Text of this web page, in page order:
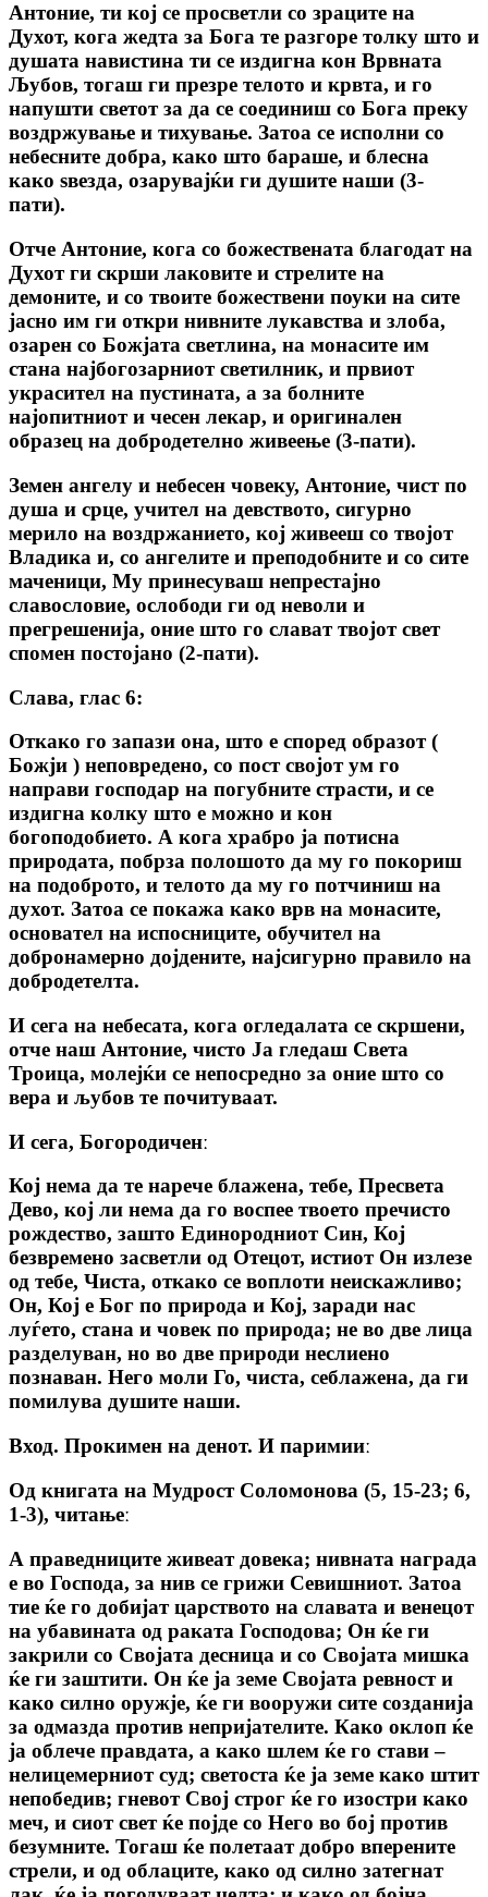
Антоние, ти кој се просветли со зраците на
Духот, кога жедта за Бога те разгоре толку што и
душата навистина ти се издигна кон Врвната
Љубов, тогаш ги презре телото и крвта, и го
напушти светот за да се соединиш со Бога преку
воздржување и тихување. Затоа се исполни со
небесните добра, како што бараше, и блесна
како ѕвезда, озарувајќи ги душите наши (3-
пати).
Отче Антоние, кога со божествената благодат на
Духот ги скрши лаковите и стрелите на
демоните, и со твоите божествени поуки на сите
јасно им ги откри нивните лукавства и злоба,
озарен со Божјата светлина, на монасите им
стана најбогозарниот светилник, и првиот
украсител на пустината, а за болните
најопитниот и чесен лекар, и оригинален
образец на добродетелно живеење (3-пати).
Земен ангелу и небесен човеку, Антоние, чист по
душа и срце, учител на девството, сигурно
мерило на воздржанието, кој живееш со твојот
Владика и, со ангелите и преподобните и со сите
маченици, Му принесуваш непрестајно
славословие, ослободи ги од неволи и
прегрешенија, оние што го слават твојот свет
спомен постојано (2-пати).
Слава, глас 6:
Откако го запази она, што е според образот (
Божји ) неповредено, со пост својот ум го
направи господар на погубните страсти, и се
издигна колку што е можно и кон
богоподобието. А кога храбро ја потисна
природата, побрза полошото да му го покориш
на подоброто, и телото да му го потчиниш на
духот. Затоа се покажа како врв на монасите,
основател на испосниците, обучител на
добронамерно дојдените, најсигурно правило на
добродетелта.
И сега на небесата, кога огледалата се скршени,
отче наш Антоние, чисто Ја гледаш Света
Троица, молејќи се непосредно за оние што со
вера и љубов те почитуваат.
И сега, Богородиченː
Кој нема да те нарече блажена, тебе, Пресвета
Дево, кој ли нема да го воспее твоето пречисто
рождество, зашто Единородниот Син, Кој
безвремено засветли од Отецот, истиот Он излезе
од тебе, Чиста, откако се воплоти неискажливо;
Он, Кој е Бог по природа и Кој, заради нас
луѓето, стана и човек по природа; не во две лица
разделуван, но во две природи неслиено
познаван. Него моли Го, чиста, себлажена, да ги
помилува душите наши.
Вход. Прокимен на денот. И паримииː
Од книгата на Мудрост Соломонова (5, 15-23; 6,
1-3), читањеː
А праведниците живеат довека; нивната награда
е во Господа, за нив се грижи Севишниот. Затоа
тие ќе го добијат царството на славата и венецот
на убавината од раката Господова; Он ќе ги
закрили со Својата десница и со Својата мишка
ќе ги заштити. Он ќе ја земе Својата ревност и
како силно оружје, ќе ги вооружи сите созданија
за одмазда против непријателите. Како оклоп ќе
ја облече правдата, а како шлем ќе го стави –
нелицемерниот суд; светоста ќе ја земе како штит
непобедив; гневот Свој строг ќе го изостри како
меч, и сиот свет ќе појде со Него во бој против
безумните. Тогаш ќе полетаат добро вперените
стрели, и од облаците, како од силно затегнат